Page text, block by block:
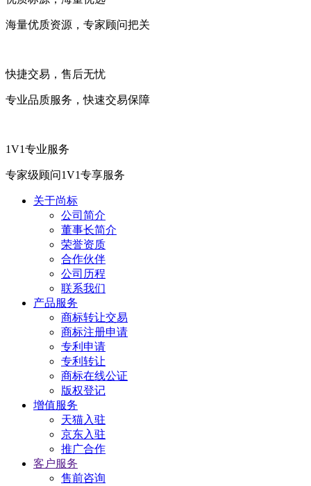
海量优质资源，专家顾问把关
快捷交易，售后无忧
专业品质服务，快速交易保障
1V1专业服务
专家级顾问1V1专享服务
关于尚标
公司简介
董事长简介
荣誉资质
合作伙伴
公司历程
联系我们
产品服务
商标转让交易
商标注册申请
专利申请
专利转让
商标在线公证
版权登记
增值服务
天猫入驻
京东入驻
推广合作
客户服务
售前咨询